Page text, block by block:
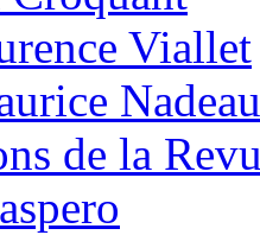
Viallet
Nadeau
de la